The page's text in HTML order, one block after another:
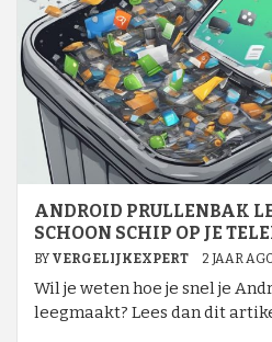
ANDROID PRULLENBAK
SCHOON SCHIP OP JE
BY VERGELIJKEXPERT 2 JAAR
Wil je weten hoe je snel je
leegmaakt? Lees dan dit